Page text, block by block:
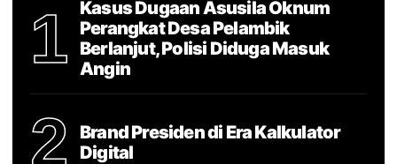
1
Kasus Dugaan Asusila Oknum
Perangkat Desa Pelambik
Berlanjut, Polisi Diduga Masuk
Angin
2
Brand Presiden di Era Kalkulator
Digital